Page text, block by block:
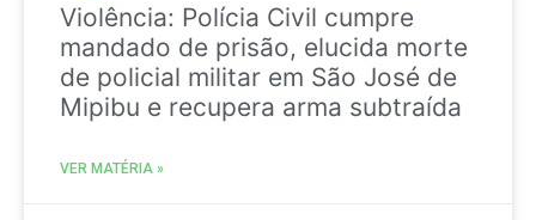
Violência: Polícia Civil cumpre
mandado de prisão, elucida morte
de policial militar em São José de
Mipibu e recupera arma subtraída
VER MATÉRIA »